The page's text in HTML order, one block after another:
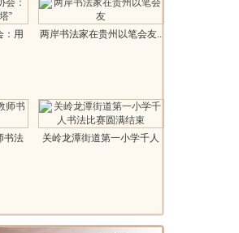
：用
两岸书法家在贵州以笔会友..
书法
关岭龙潭街道第一小学千人